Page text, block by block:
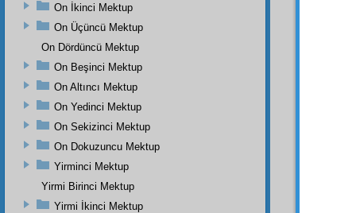
On İkinci Mektup
On Üçüncü Mektup
On Dördüncü Mektup
On Beşinci Mektup
On Altıncı Mektup
On Yedinci Mektup
On Sekizinci Mektup
On Dokuzuncu Mektup
Yirminci Mektup
Yirmi Birinci Mektup
Yirmi İkinci Mektup